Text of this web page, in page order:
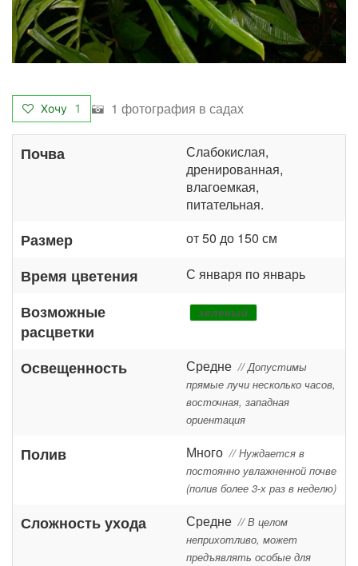
Хочу 1 1 фотография в садах
Почва
Слабокислая,
дренированная,
влагоемкая,
питательная.
Размер от 50 до 150 см
Время цветения С января по январь
Возможные
расцветки
зеленый
Освещенность Средне // Допустимы
прямые лучи несколько часов,
восточная, западная
ориентация
Полив Много // Нуждается в
постоянно увлажненной почве
(полив более 3-х раз в неделю)
Сложность ухода Средне // В целом
неприхотливо, может
предъявлять особые для